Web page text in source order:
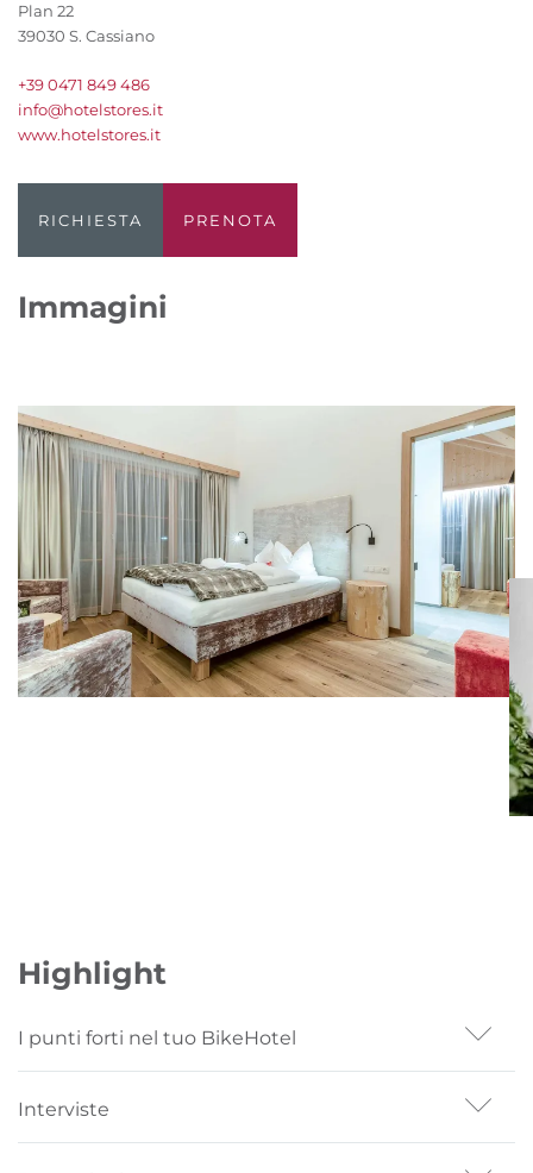
Plan 22
39030 S. Cassiano
+39 0471 849 486
info@hotelstores.it
www.hotelstores.it
RICHIESTA PRENOTA
Immagini
Highlight
I punti forti nel tuo BikeHotel
- Sella Ronda in mountain bike
- Cucina raffinata
Interviste